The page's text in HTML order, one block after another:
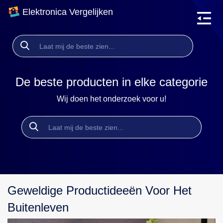
Elektronica Vergelijken
De beste producten in elke categorie
Wij doen het onderzoek voor u!
Geweldige Productideeën Voor Het
Buitenleven